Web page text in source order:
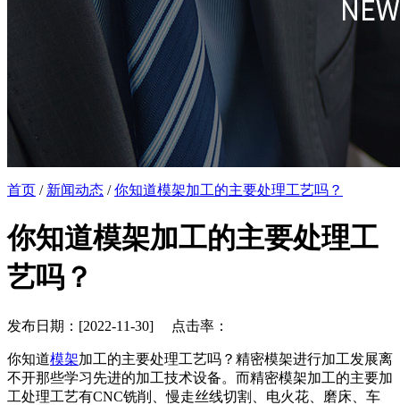
首页 / 新闻动态 /你知道模架加工的主要处理工艺吗？
你知道模架加工的主要处理工
艺吗？
发布日期：[2022-11-30] 点击率：
你知道模架加工的主要处理工艺吗？精密模架进行加工发展离
不开那些学习先进的加工技术设备。而精密模架加工的主要加
工处理工艺有CNC铣削、慢走丝线切割、电火花、磨床、车